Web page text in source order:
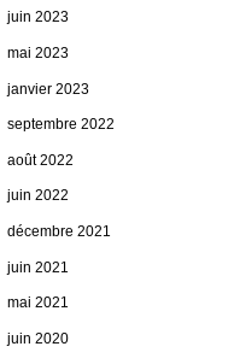
juin 2023
mai 2023
janvier 2023
septembre 2022
août 2022
juin 2022
décembre 2021
juin 2021
mai 2021
juin 2020